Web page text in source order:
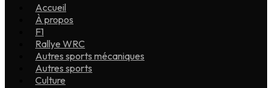
Accueil
À propos
F1
Rallye WRC
Autres sports mécaniques
Autres sports
Culture